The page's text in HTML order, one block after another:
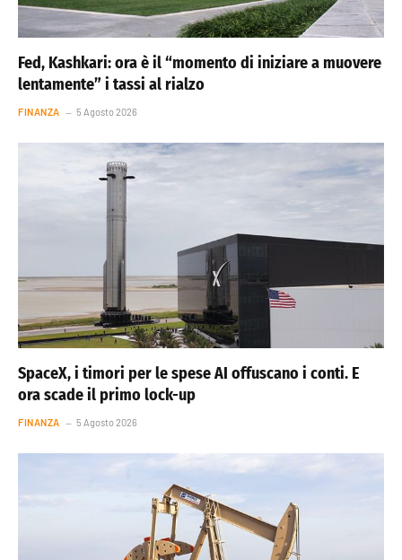
Fed, Kashkari: ora è il “momento di iniziare a muovere
lentamente” i tassi al rialzo
FINANZA 5 Agosto 2026
SpaceX, i timori per le spese AI offuscano i conti. E
ora scade il primo lock-up
FINANZA 5 Agosto 2026